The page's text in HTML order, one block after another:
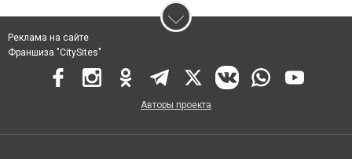
Реклама на сайте
Франшиза "CitySites"
Авторы проекта